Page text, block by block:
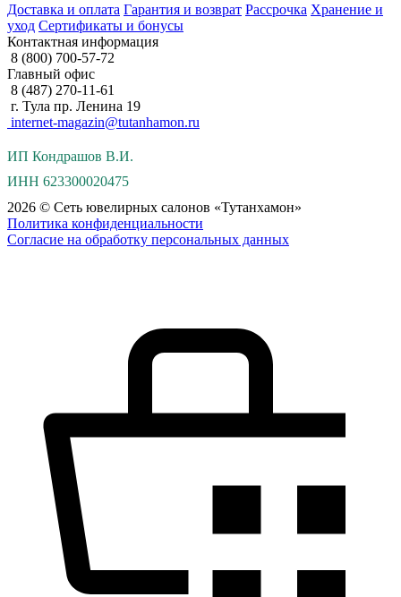
Доставка и оплата Гарантия и возврат Рассрочка Хранение и
уход Сертификаты и бонусы
Контактная информация
8 (800) 700-57-72
Главный офис
8 (487) 270-11-61
г. Тула пр. Ленина 19
internet-magazin@tutanhamon.ru
ИП Кондрашов В.И.
ИНН 623300020475
2026 © Сеть ювелирных салонов «Тутанхамон»
Политика конфиденциальности
Согласие на обработку персональных данных